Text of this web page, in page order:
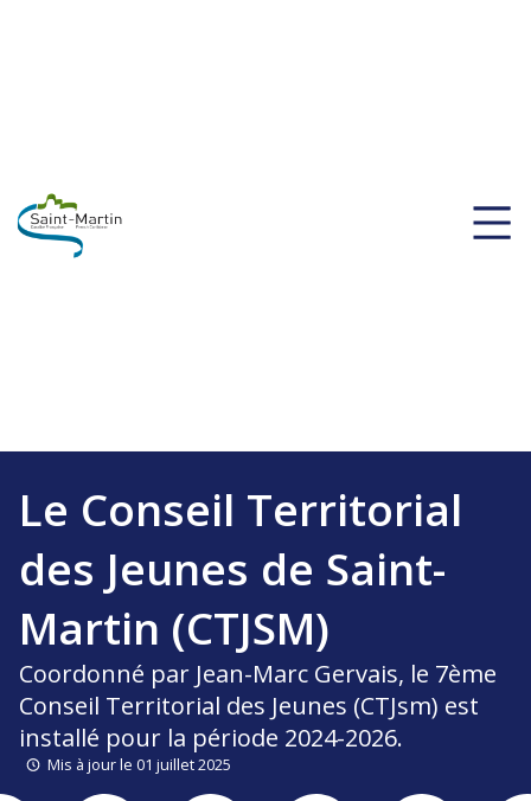
Le Conseil Territorial
des Jeunes de Saint-
Martin (CTJSM)
Coordonné par Jean-Marc Gervais, le 7ème
Conseil Territorial des Jeunes (CTJsm) est
installé pour la période 2024-2026.
Mis à jour le 01 juillet 2025